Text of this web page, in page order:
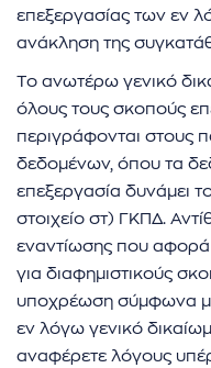
επεξεργασίας των εν
ανάκληση της
Το ανωτέρω γενικό
όλους τους σκοπούς
περιγράφονται στους
δεδομένων, όπου τα
επεξεργασία δυνάμει
στοιχείο στ) ΓΚΠΔ.
εναντίωσης που
για διαφημιστικούς
υποχρέωση σύμφωνα
εν λόγω γενικό
αναφέρετε λόγους